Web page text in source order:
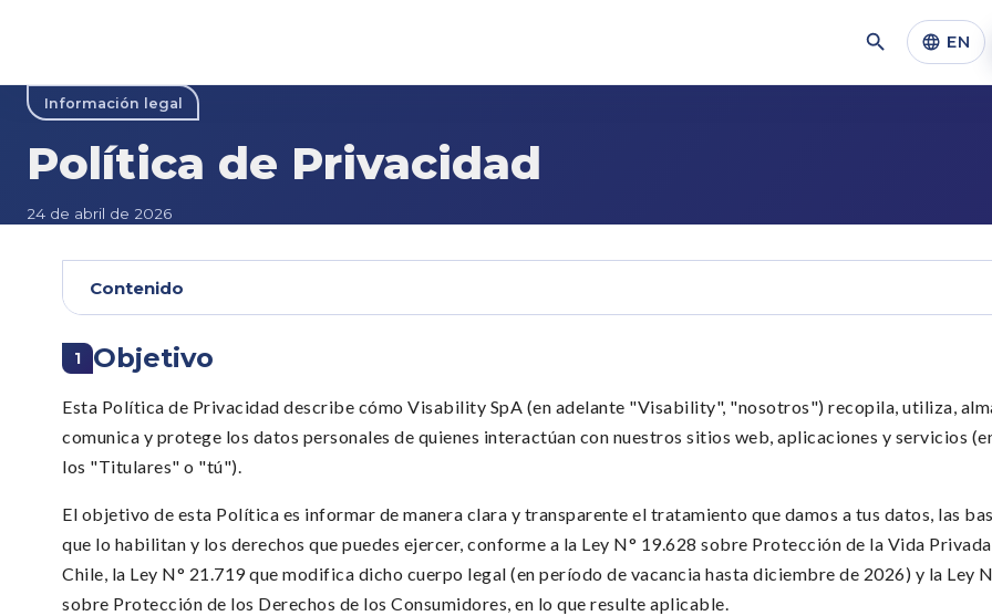
EN
Información legal
Política de Privacidad
24 de abril de 2026
Contenido
1 Objetivo
Esta Política de Privacidad describe cómo Visability SpA (en adelante "Visability", "nosotros") recopila, utiliza,
comunica y protege los datos personales de quienes interactúan con nuestros sitios web, aplicaciones y servicios
los "Titulares" o "tú").
El objetivo de esta Política es informar de manera clara y transparente el tratamiento que damos a tus datos, las
que lo habilitan y los derechos que puedes ejercer, conforme a la Ley N° 19.628 sobre Protección de la Vida
Chile, la Ley N° 21.719 que modifica dicho cuerpo legal (en período de vacancia hasta diciembre de 2026) y la Ley
sobre Protección de los Derechos de los Consumidores, en lo que resulte aplicable.